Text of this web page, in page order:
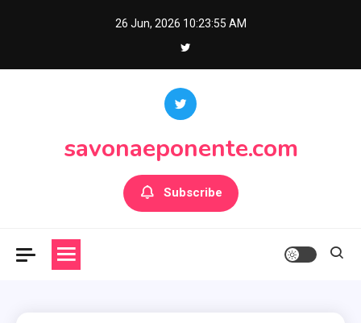
26 Jun, 2026 10:23:56 AM
savonaeponente.com
Subscribe